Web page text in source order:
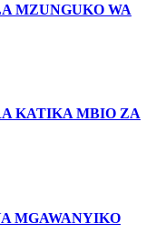
MZUNGUKO WA
KATIKA MBIO ZA
MGAWANYIKO